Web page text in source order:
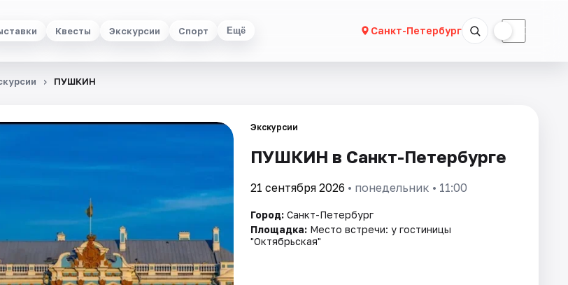
Квесты Экскурсии Спорт Ещё Санкт-Петербург ☾
ПУШКИН
Экскурсии
ПУШКИН в Санкт-Петербурге
21 сентября 2026 • понедельник • 11:00
Город: Санкт-Петербург
Площадка: Место встречи: у гостиницы
"Октябрьская"